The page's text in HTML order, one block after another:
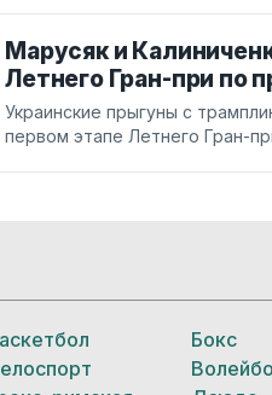
Марусяк и
Летнего Гран-при по
Украинские прыгуны с
первом этапе Летнего Гран-
Бокс